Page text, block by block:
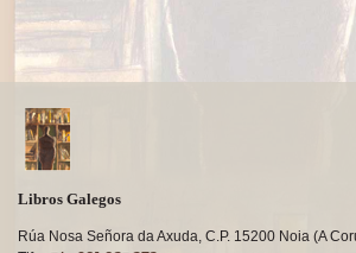
Libros Galegos
Rúa Nosa Señora da Axuda, C.P. 15200 Noia (A